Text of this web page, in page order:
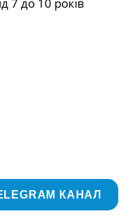
КАНАЛ